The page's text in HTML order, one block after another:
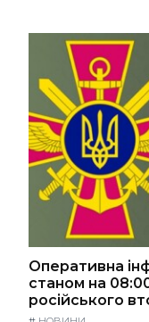
Оперативна
станом на
російського